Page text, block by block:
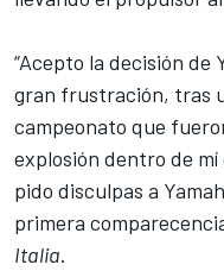
“Acepto la decisión de
gran frustración, tras
campeonato que
explosión dentro de
pido disculpas a
primera
Italia.